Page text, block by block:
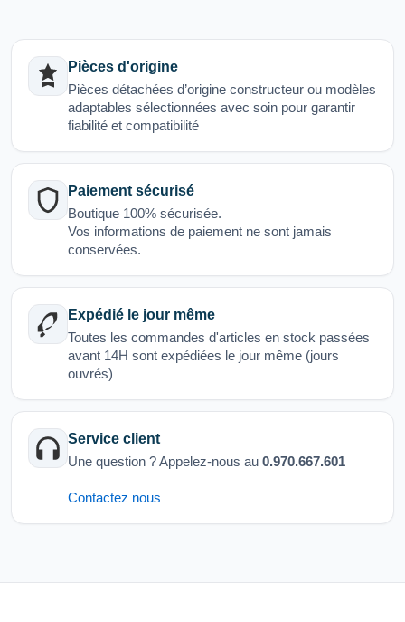
Pièces d'origine
Pièces détachées d’origine constructeur ou modèles
adaptables sélectionnées avec soin pour garantir
fiabilité et compatibilité
Paiement sécurisé
Boutique 100% sécurisée.
Vos informations de paiement ne sont jamais
conservées.
Expédié le jour même
Toutes les commandes d'articles en stock passées
avant 14H sont expédiées le jour même (jours
ouvrés)
Service client
Une question ? Appelez-nous au 0.970.667.601
Contactez nous